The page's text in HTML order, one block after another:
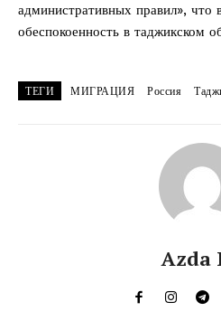
административных правил», что
обеспокоенность в таджикском
ТЕГИ МИГРАЦИЯ Россия
Azda